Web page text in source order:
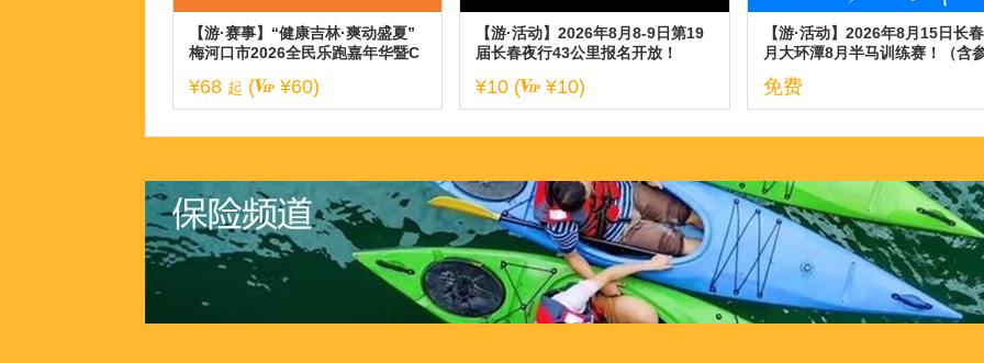
【游·赛事】“健康吉林·爽动盛夏”
梅河口市2026全民乐跑嘉年华暨C
¥68 起 ( ¥60)
【游·活动】2026年8月8-9日第19
届长春夜行43公里报名开放！
¥10 ( ¥10)
【游·活动】2026年8月15日长
月大环潭8月半马训练赛！（含
免费